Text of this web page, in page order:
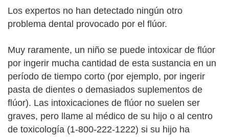
Los expertos no han detectado ningún otro
problema dental provocado por el flúor.
Muy raramente, un niño se puede intoxicar de flúor
por ingerir mucha cantidad de esta sustancia en un
período de tiempo corto (por ejemplo, por ingerir
pasta de dientes o demasiados suplementos de
flúor). Las intoxicaciones de flúor no suelen ser
graves, pero llame al médico de su hijo o al centro
de toxicología (1-800-222-1222) si su hijo ha